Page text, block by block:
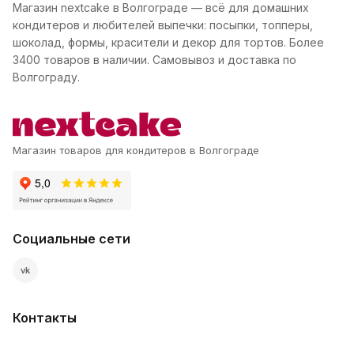
Магазин nextcake в Волгограде — всё для домашних
кондитеров и любителей выпечки: посыпки, топперы,
шоколад, формы, красители и декор для тортов. Более
3400 товаров в наличии. Самовывоз и доставка по
Волгограду.
Магазин товаров для кондитеров в Волгограде
Социальные сети
vk
Контакты